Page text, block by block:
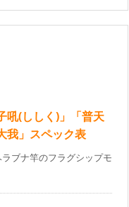
吼(ししく)」「普天
我」スペック表
ラブナ竿のフラグシップモ